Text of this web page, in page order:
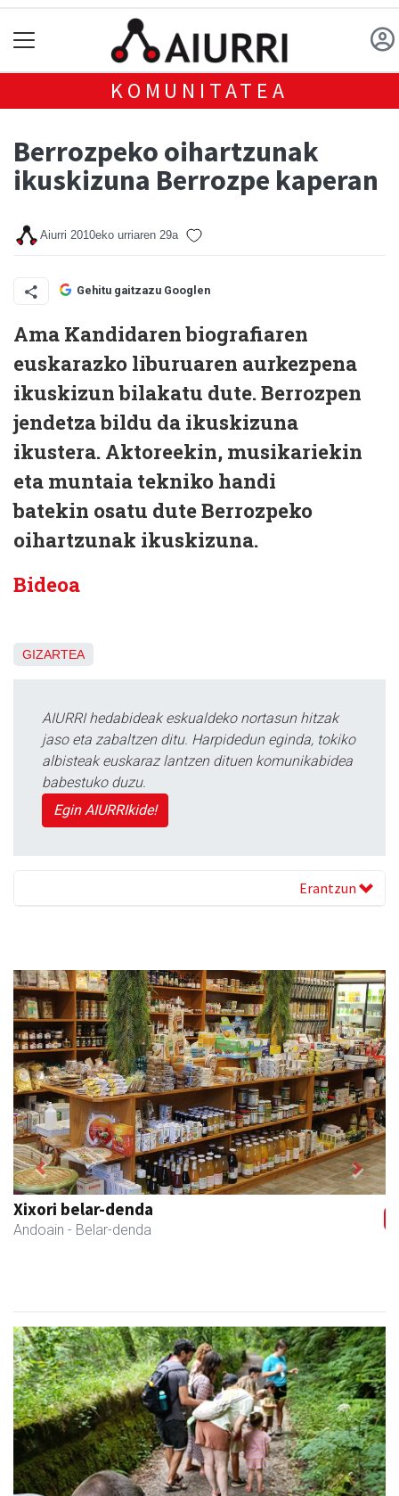
KOMUNITATEA
Berrozpeko oihartzunak
ikuskizuna Berrozpe kaperan
Aiurri 2010eko urriaren 29a
Gehitu gaitzazu Googlen
Ama Kandidaren biografiaren
euskarazko liburuaren aurkezpena
ikuskizun bilakatu dute. Berrozpen
jendetza bildu da ikuskizuna
ikustera. Aktoreekin, musikariekin
eta muntaia tekniko handi
batekin osatu dute Berrozpeko
oihartzunak ikuskizuna.
Bideoa
GIZARTEA
AIURRI hedabideak eskualdeko nortasun hitzak
jaso eta zabaltzen ditu. Harpidedun eginda, tokiko
albisteak euskaraz lantzen dituen komunikabidea
babestuko duzu.
Egin AIURRIkide!
Erantzun
Bixente Otegi Lizaso S. L.
Asteasu - Asfaltoak
Previous Next